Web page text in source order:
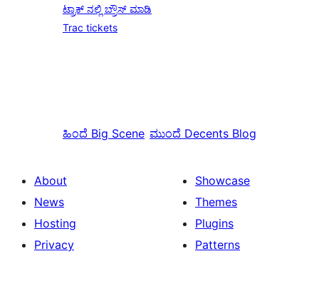
ಟ್ರಾಕ್ ನಲ್ಲಿ ಬ್ರೌಸ್ ಮಾಡಿ
Trac tickets
ಹಿಂದೆ Big Scene ಮುಂದೆ Decents Blog
About
News
Hosting
Privacy
Showcase
Themes
Plugins
Patterns